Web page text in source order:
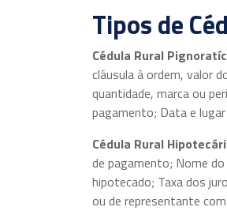
Tipos de
Cédula Rural
cláusula à ordem, valor
quantidade, marca ou
pagamento; Data e
Cédula Rural
de pagamento; Nome
hipotecado; Taxa dos
ou de representante